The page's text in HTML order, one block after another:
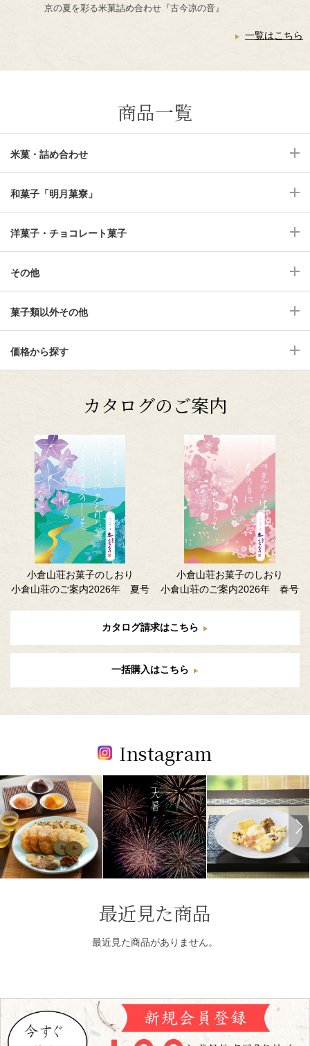
京の夏を彩る米菓詰め合わせ『古今凉の音』
一覧はこちら
商品一覧
米菓・詰め合わせ
和菓子「明月菓寮」
洋菓子・チョコレート菓子
その他
菓子類以外その他
価格から探す
カタログのご案内
小倉山荘お菓子のしおり
小倉山荘のご案内2026年 夏号
小倉山荘お菓子のしおり
小倉山荘のご案内2026年 春号
カタログ請求はこちら
一括購入はこちら
Instagram
最近見た商品
最近見た商品がありません。